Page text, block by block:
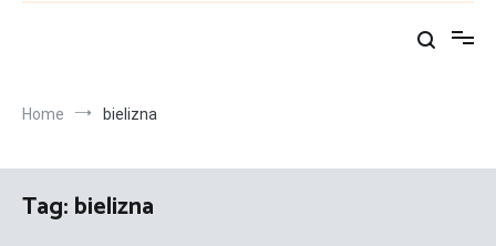
Home bielizna
Tag:bielizna